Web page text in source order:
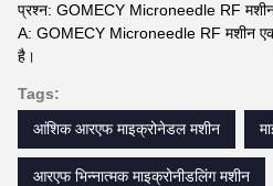
प्रश्न: GOMECY Microneedle RF
A: GOMECY Microneedle RF मशीन एक
है।
Tags:
आंशिक आरएफ माइक्रोनेडल मशीन
आरएफ भिन्नात्मक माइक्रोनीडलिंग मशीन